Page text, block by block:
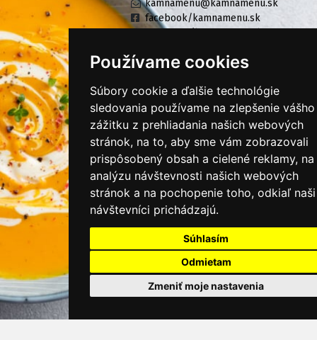
Používame cookies
Súbory cookie a ďalšie technológie
sledovania používame na zlepšenie vášho
zážitku z prehliadania našich webových
stránok, na to, aby sme vám zobrazovali
prispôsobený obsah a cielené reklamy, na
analýzu návštevnosti našich webových
stránok a na pochopenie toho, odkiaľ naši
návštevníci prichádzajú.
Súhlasím
Odmietam
Zmeniť moje nastavenia
kamnamenu@kamnamenu.sk
facebook/kamnamenu.sk
KONTAKTUJTE NÁS
PRIHLÁSIŤ SA DO ZÁKAZNÍCKEJ ZÓNY
Všeobecné obchodné podmienky
Ochrana osobných údajov
Cookies
Moje KamNaMenu
Pridať reštauráciu
Cenník balíkov